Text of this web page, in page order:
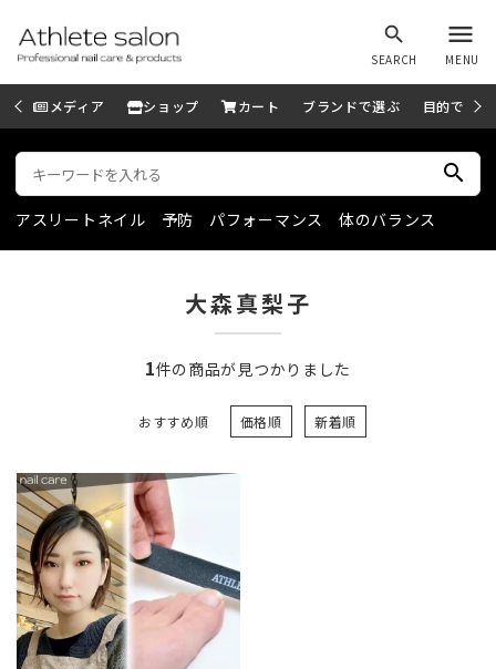
search
SEARCH
menu
MENU
メディア ショップ カート ブランドで選ぶ 目的で選ぶ
search
アスリートネイル 予防 パフォーマンス 体のバランス
大森真梨子
1件の商品が見つかりました
おすすめ順 価格順 新着順